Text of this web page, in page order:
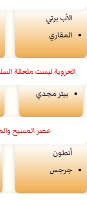
الأب برتي
المقاري
العروبة ليست ملعقة
بيتر مجدي
عصر المسيح
أنطون
جرجس